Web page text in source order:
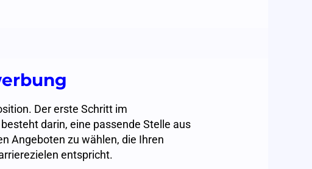
Der erste Schritt im
darin, eine passende Stelle aus
Angeboten zu wählen, die Ihren
entspricht.